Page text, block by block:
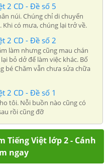
2 CD - Đề số 5
núi. Chúng chỉ di chuyển
có mưa, chúng lại trở về.
2 CD - Đề số 2
làm nhưng cũng mau chán
bỏ dở để làm việc khác. Bố
bé Chăm vẫn chưa sửa chữa
2 CD - Đề số 1
tôi. Nỗi buồn nào cũng có
rồi cũng đỡ
Tiếng Việt lớp 2 - Cánh
ngay